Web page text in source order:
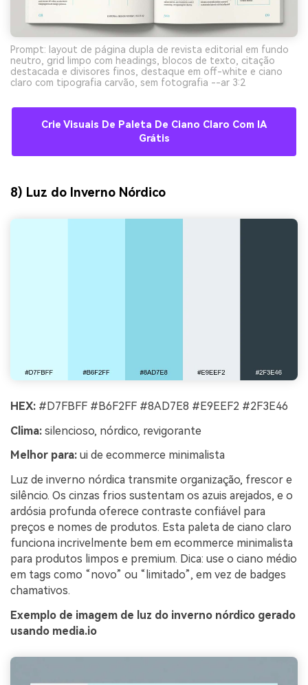
Prompt: layout de página dupla de revista editorial em fundo
neutro, grid limpo com headings, blocos de texto, citação
destacada e divisores finos, destaque em off-white e ciano
claro com tipografia carvão, sem fotografia --ar 3:2
Crie Visuais De Paleta De Ciano Claro Com IA
Grátis
8) Luz do Inverno Nórdico
HEX: #D7FBFF #B6F2FF #8AD7E8 #E9EEF2 #2F3E46
Clima: silencioso, nórdico, revigorante
Melhor para: ui de ecommerce minimalista
Luz de inverno nórdica transmite organização, frescor e
silêncio. Os cinzas frios sustentam os azuis arejados, e o
ardósia profunda oferece contraste confiável para
preços e nomes de produtos. Esta paleta de ciano claro
funciona incrivelmente bem em ecommerce minimalista
para produtos limpos e premium. Dica: use o ciano médio
em tags como “novo” ou “limitado”, em vez de badges
chamativos.
Exemplo de imagem de luz do inverno nórdico gerado
usando media.io